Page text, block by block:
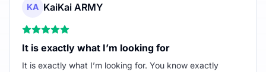
KA KaiKai ARMY
It is exactly what I’m looking for
It is exactly what I’m looking for. You know exactly